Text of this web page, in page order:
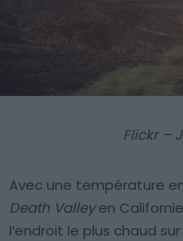
Flickr –
Avec une température
Death Valleyen
l’endroit le plus chaud sur